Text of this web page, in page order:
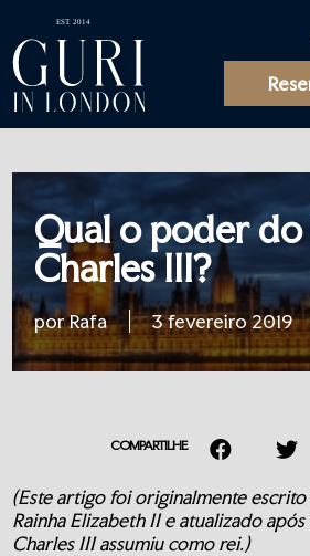
Qual o poder do
Charles III?
por Rafa 3 fevereiro 2019
COMPARTILHE
(Este artigo foi originalmente
Rainha Elizabeth II e atualizado
Charles III assumiu como rei.)